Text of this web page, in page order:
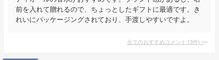
前を入れて贈れるので、ちょっとしたギフトに最適です。き
れいにパッケージングされており、手渡しやすいですよ。
全てのおすすめコメント (3件) >